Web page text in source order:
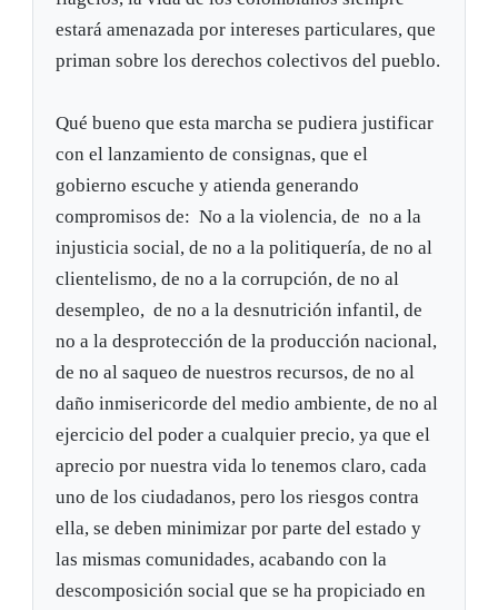
estará amenazada por intereses particulares, que
priman sobre los derechos colectivos del pueblo.
Qué bueno que esta marcha se pudiera justificar
con el lanzamiento de consignas, que el
gobierno escuche y atienda generando
compromisos de: No a la violencia, de no a la
injusticia social, de no a la politiquería, de no al
clientelismo, de no a la corrupción, de no al
desempleo, de no a la desnutrición infantil, de
no a la desprotección de la producción nacional,
de no al saqueo de nuestros recursos, de no al
daño inmisericorde del medio ambiente, de no al
ejercicio del poder a cualquier precio, ya que el
aprecio por nuestra vida lo tenemos claro, cada
uno de los ciudadanos, pero los riesgos contra
ella, se deben minimizar por parte del estado y
las mismas comunidades, acabando con la
descomposición social que se ha propiciado en